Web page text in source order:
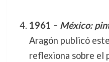
1961 – México:
Aragón publicó
reflexiona sobre el